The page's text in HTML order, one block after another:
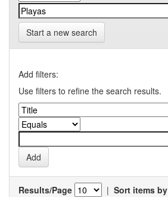
Start a new search
Add filters:
Use filters to refine the search results.
Results/Page | Sort items by